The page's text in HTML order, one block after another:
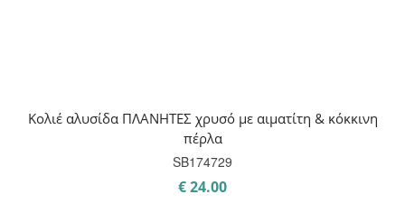
Κολιέ αλυσίδα ΠΛΑΝΗΤΕΣ χρυσό με αιματίτη & κόκκινη
πέρλα
SB174729
€24.00